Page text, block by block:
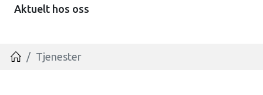
Aktuelt hos oss
HjemTjenester